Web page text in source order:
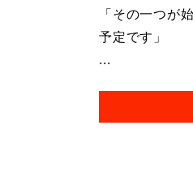
「その一つが
予定です」
...